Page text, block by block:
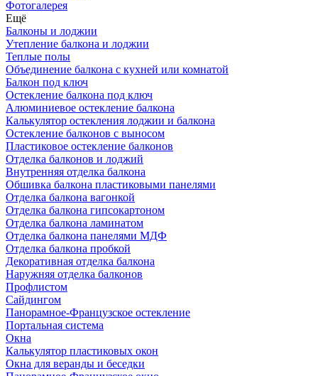
Фотогалерея
Ещё
Балконы и лоджии
Утепление балкона и лоджии
Теплые полы
Объединение балкона с кухней или комнатой
Балкон под ключ
Остекление балкона под ключ
Алюминиевое остекление балкона
Калькулятор остекления лоджии и балкона
Остекление балконов с выносом
Пластиковое остекление балконов
Отделка балконов и лоджий
Внутренняя отделка балкона
Обшивка балкона пластиковыми панелями
Отделка балкона вагонкой
Отделка балкона гипсокартоном
Отделка балкона ламинатом
Отделка балкона панелями МДФ
Отделка балкона пробкой
Декоративная отделка балкона
Наружняя отделка балконов
Профлистом
Сайдингом
Панорамное-Французское остекление
Портальная система
Окна
Калькулятор пластиковых окон
Окна для веранды и беседки